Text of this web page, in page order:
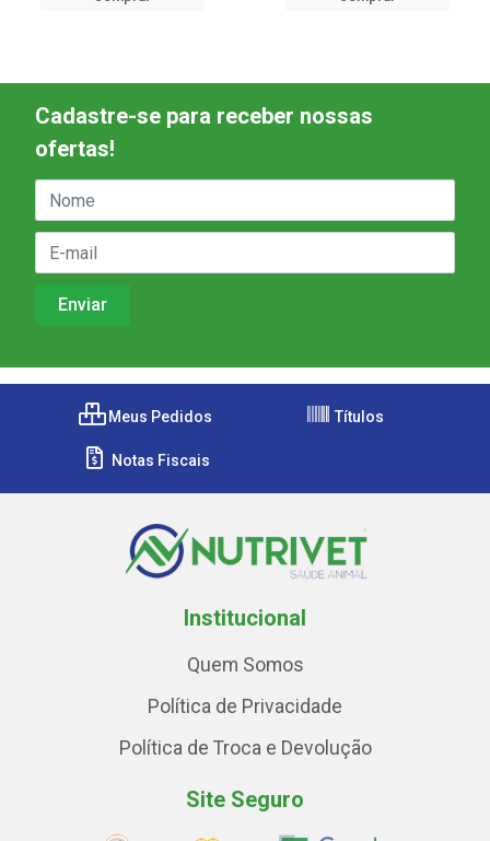
Cadastre-se para receber nossas
ofertas!
Meus Pedidos Títulos
Notas Fiscais
Institucional
Quem Somos
Política de Privacidade
Política de Troca e Devolução
Site Seguro